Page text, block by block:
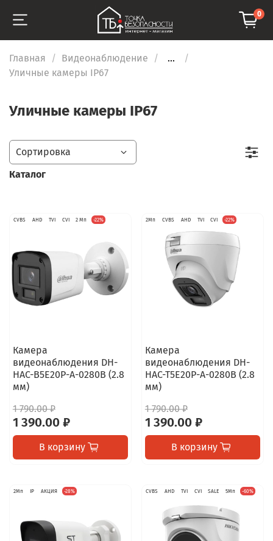
0
Главная Видеонаблюдение
...
Уличные камеры IP67
Уличные камеры IP67
CVBS AHD TVI CVI 2 Мп -22%
Камера
видеонаблюдения DH-
HAC-B5E20P-A-0280B (2.8
мм)
1 790.00 ₽
1 390.00 ₽
В корзину
2Мп CVBS AHD TVI CVI -22%
Камера
видеонаблюдения DH-
HAC-T5E20P-A-0280B (2.8
мм)
1 790.00 ₽
1 390.00 ₽
В корзину
2Мп IP АКЦИЯ -28% CVBS AHD TVI CVI SALE 5Мп -60%
Каталог